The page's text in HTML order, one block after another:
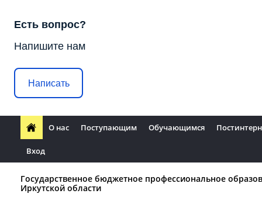
Есть вопрос?
Напишите нам
Написать
О нас Поступающим Обучающимся
Вход
Государственное бюджетное профессиональное
Иркутской области